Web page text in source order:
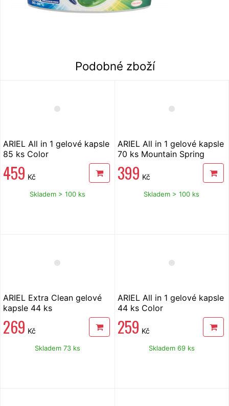
Podobné zboží
ARIEL All in 1 gelové kapsle
85 ks Color
459 Kč
Skladem > 100 ks
ARIEL All in 1 gelové kapsle
70 ks Mountain Spring
399 Kč
Skladem > 100 ks
ARIEL Extra Clean gelové
kapsle 44 ks
269 Kč
Skladem 73 ks
ARIEL All in 1 gelové kapsle
44 ks Color
259 Kč
Skladem 69 ks